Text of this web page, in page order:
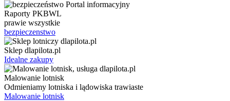
Raporty PKBWL
prawie wszystkie
bezpieczenstwo
Sklep dlapilota.pl
Idealne zakupy
Malowanie lotnisk
Odmieniamy lotniska i lądowiska trawiaste
Malowanie lotnisk